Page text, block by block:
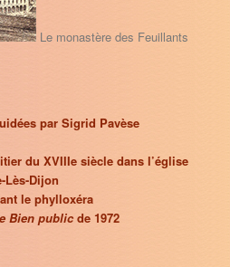
Le monastère des Feuillants
par Sigrid Pavèse
du XVIIIe siècle dans l’église
Lès-Dijon
le phylloxéra
Bien publicde 1972